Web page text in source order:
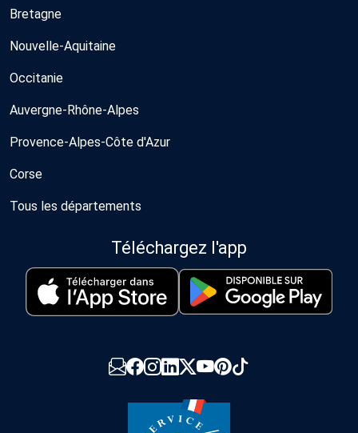
Bretagne
Nouvelle-Aquitaine
Occitanie
Auvergne-Rhône-Alpes
Provence-Alpes-Côte d'Azur
Corse
Tous les départements
Téléchargez l'app